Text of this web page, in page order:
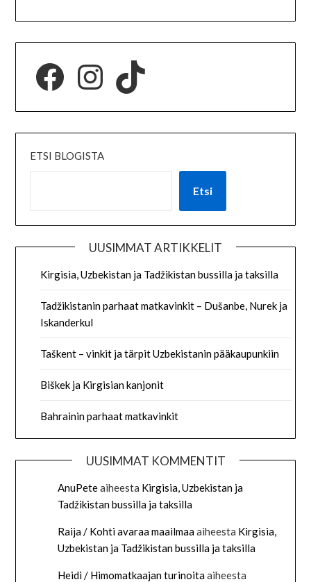
ETSI BLOGISTA
Etsi
UUSIMMAT ARTIKKELIT
Kirgisia, Uzbekistan ja Tadžikistan bussilla ja taksilla
Tadžikistanin parhaat matkavinkit – Dušanbe, Nurek ja
Iskanderkul
Taškent – vinkit ja tärpit Uzbekistanin pääkaupunkiin
Biškek ja Kirgisian kanjonit
Bahrainin parhaat matkavinkit
UUSIMMAT KOMMENTIT
AnuPeteaiheesta Kirgisia, Uzbekistan ja
Tadžikistan bussilla ja taksilla
Raija / Kohti avaraa maailmaaaiheesta Kirgisia,
Uzbekistan ja Tadžikistan bussilla ja taksilla
Heidi / Himomatkaajan turinoitaaiheesta